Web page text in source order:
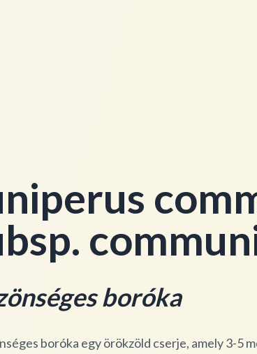
boróka
boróka egy örökzöld cserje, amely 3-5